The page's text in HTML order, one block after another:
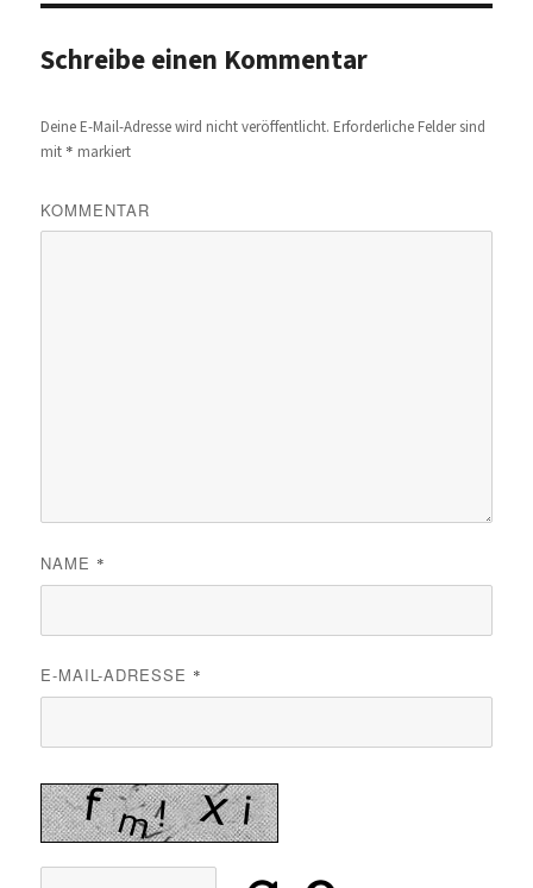
Schreibe einen Kommentar
Deine E-Mail-Adresse wird nicht veröffentlicht. Erforderliche Felder sind
mit * markiert
KOMMENTAR
NAME *
E-MAIL-ADRESSE *